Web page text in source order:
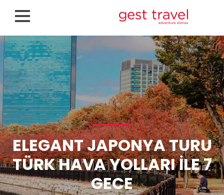
ELEGANT JAPONYA TURU
TÜRK HAVA YOLLARI ILE 7
GECE